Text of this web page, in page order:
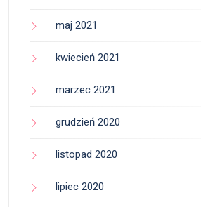
maj 2021
kwiecień 2021
marzec 2021
grudzień 2020
listopad 2020
lipiec 2020